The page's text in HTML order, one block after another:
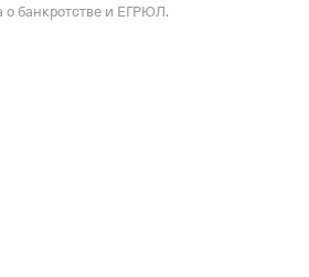
о банкротстве и ЕГРЮЛ.